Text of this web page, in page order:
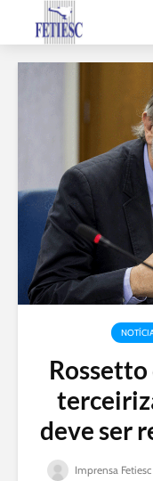
deve ser
Imprensa Fetiesc